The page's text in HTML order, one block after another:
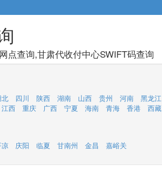
点查询,甘肃代收付中心SWIFT码查询
四川 陕西 湖南 山西 贵州 河南
黑龙江
江西 重庆 广西 宁夏 海南 青海 香港
西藏
庆阳 临夏 甘南州 金昌 嘉峪关